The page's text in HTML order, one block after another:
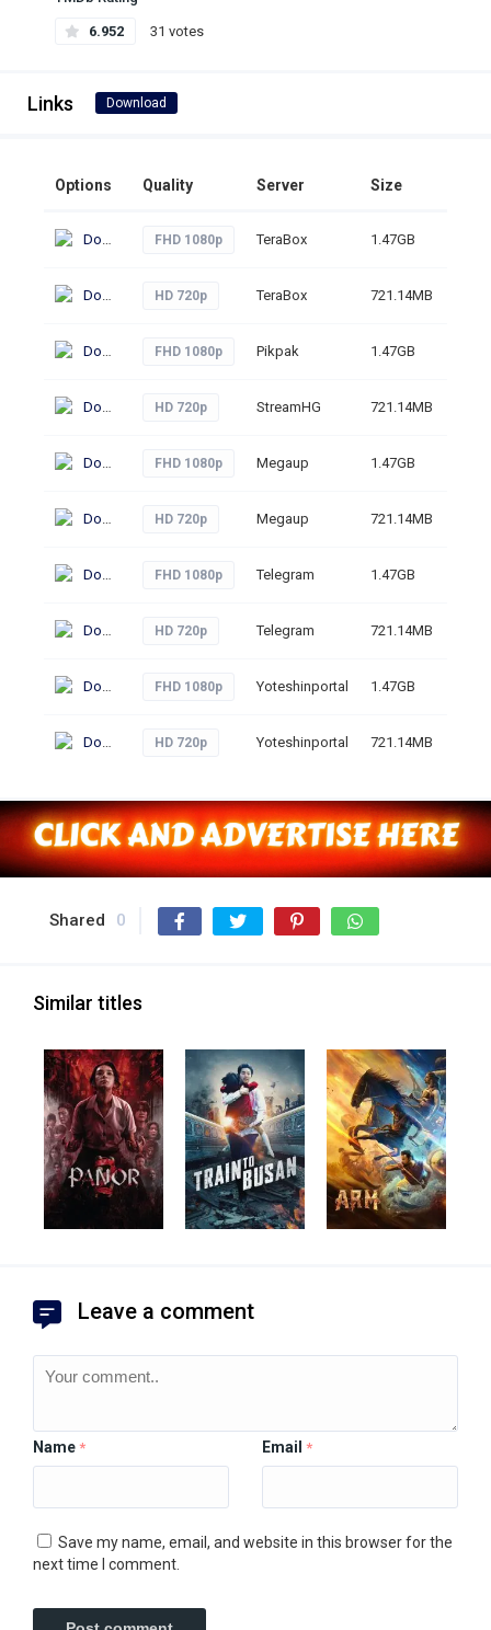
6.952 31 votes
Links Download
Options Quality Server Size
Download FHD 1080p TeraBox 1.47GB
Download HD 720p TeraBox 721.14MB
Download FHD 1080p Pikpak 1.47GB
Download HD 720p StreamHG 721.14MB
Download FHD 1080p Megaup 1.47GB
Download HD 720p Megaup 721.14MB
Download FHD 1080p Telegram 1.47GB
Download HD 720p Telegram 721.14MB
Download FHD 1080p Yoteshinportal 1.47GB
Download HD 720p Yoteshinportal 721.14MB
Shared 0
Similar titles
Leave a comment
Name * Email *
Save my name, email, and website in this browser for the
next time I comment.